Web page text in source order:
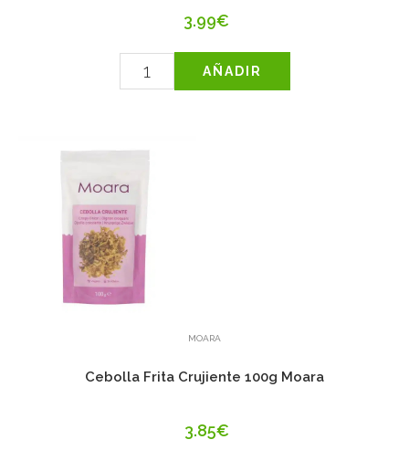
3.99€
AÑADIR
MOARA
Cebolla Frita Crujiente 100g Moara
3.85€